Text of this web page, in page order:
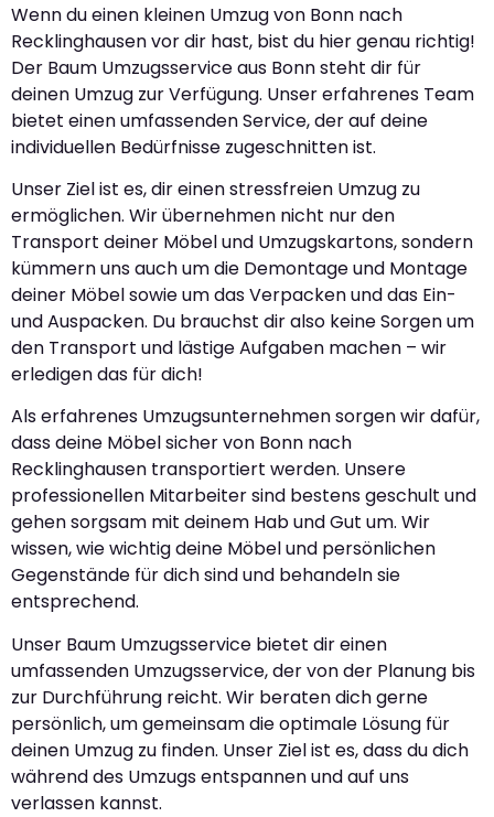
Wenn du einen kleinen Umzug von Bonn nach
Recklinghausen vor dir hast, bist du hier genau richtig!
Der Baum Umzugsservice aus Bonn steht dir für
deinen Umzug zur Verfügung. Unser erfahrenes Team
bietet einen umfassenden Service, der auf deine
individuellen Bedürfnisse zugeschnitten ist.
Unser Ziel ist es, dir einen stressfreien Umzug zu
ermöglichen. Wir übernehmen nicht nur den
Transport deiner Möbel und Umzugskartons, sondern
kümmern uns auch um die Demontage und Montage
deiner Möbel sowie um das Verpacken und das Ein-
und Auspacken. Du brauchst dir also keine Sorgen um
den Transport und lästige Aufgaben machen – wir
erledigen das für dich!
Als erfahrenes Umzugsunternehmen sorgen wir dafür,
dass deine Möbel sicher von Bonn nach
Recklinghausen transportiert werden. Unsere
professionellen Mitarbeiter sind bestens geschult und
gehen sorgsam mit deinem Hab und Gut um. Wir
wissen, wie wichtig deine Möbel und persönlichen
Gegenstände für dich sind und behandeln sie
entsprechend.
Unser Baum Umzugsservice bietet dir einen
umfassenden Umzugsservice, der von der Planung bis
zur Durchführung reicht. Wir beraten dich gerne
persönlich, um gemeinsam die optimale Lösung für
deinen Umzug zu finden. Unser Ziel ist es, dass du dich
während des Umzugs entspannen und auf uns
verlassen kannst.